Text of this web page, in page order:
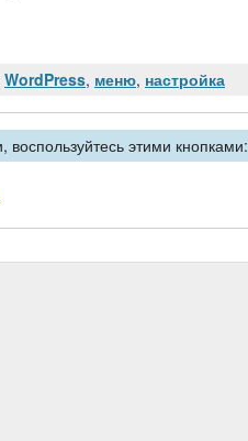
WordPress, меню, настройка
этими кнопками: